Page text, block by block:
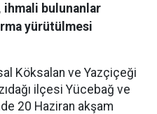
ihmali bulunanlar
yürütülmesi
Köksalan ve Yazçiçeği
ilçesi Yücebağ ve
20 Haziran akşam